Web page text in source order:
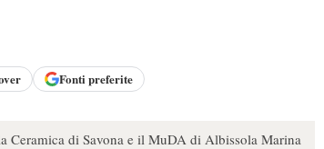
Fonti preferite
Ceramica di Savona e il MuDA di Albissola Marina